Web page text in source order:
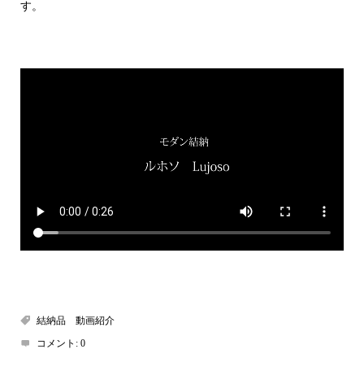
す。
結納品 動画紹介
コメント: 0